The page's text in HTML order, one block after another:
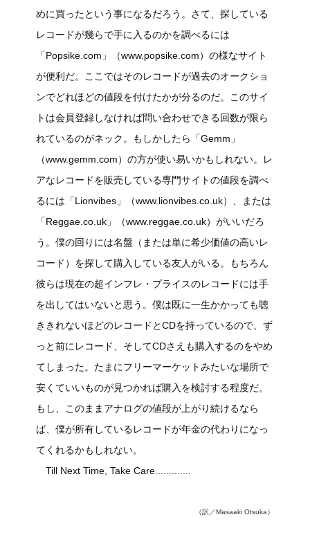
めに買ったという事になるだろう。さて、探している
レコードが幾らで手に入るのかを調べるには
「Popsike.com」（www.popsike.com）の様なサイト
が便利だ。ここではそのレコードが過去のオークショ
ンでどれほどの値段を付けたかが分るのだ。このサイ
トは会員登録しなければ問い合わせできる回数が限ら
れているのがネック。もしかしたら「Gemm」
（www.gemm.com）の方が使い易いかもしれない。レ
アなレコードを販売している専門サイトの値段を調べ
るには「Lionvibes」（www.lionvibes.co.uk）、または
「Reggae.co.uk」（www.reggae.co.uk）がいいだろ
う。僕の回りには名盤（または単に希少価値の高いレ
コード）を探して購入している友人がいる。もちろん
彼らは現在の超インフレ・プライスのレコードには手
を出してはいないと思う。僕は既に一生かかっても聴
ききれないほどのレコードとCDを持っているので、ず
っと前にレコード、そしてCDさえも購入するのをやめ
てしまった。たまにフリーマーケットみたいな場所で
安くていいものが見つかれば購入を検討する程度だ。
もし、このままアナログの値段が上がり続けるなら
ば、僕が所有しているレコードが年金の代わりになっ
てくれるかもしれない。
Till Next Time, Take Care.............
（訳／Masaaki Otsuka）